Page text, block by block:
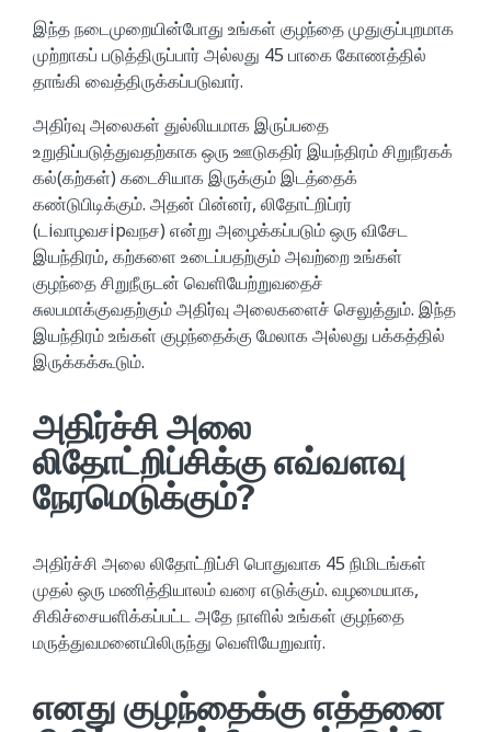
இந்த நடைமுறையின்போது உங்கள் குழந்தை முதுகுப்புறமாக
முற்றாகப் படுத்திருப்பார் அல்லது 45 பாகை கோணத்தில்
தாங்கி வைத்திருக்கப்படுவார்.
அதிர்வு அலைகள் துல்லியமாக இருப்பதை
உறுதிப்படுத்துவதற்காக ஒரு ஊடுகதிர் இயந்திரம் சிறுநீரகக்
கல்(கற்கள்) கடைசியாக இருக்கும் இடத்தைக்
கண்டுபிடிக்கும். அதன் பின்னர், லிதோட்றிப்ரர்
(டiவாழவசipவநச) என்று அழைக்கப்படும் ஒரு விசேட
இயந்திரம், கற்களை உடைப்பதற்கும் அவற்றை உங்கள்
குழந்தை சிறுநீருடன் வெளியேற்றுவதைச்
சுலபமாக்குவதற்கும் அதிர்வு அலைகளைச் செலுத்தும். இந்த
இயந்திரம் உங்கள் குழந்தைக்கு மேலாக அல்லது பக்கத்தில்
இருக்கக்கூடும்.
அதிர்ச்சி அலை
லிதோட்றிப்சிக்கு எவ்வளவு
நேரமெடுக்கும்?
அதிர்ச்சி அலை லிதோட்றிப்சி பொதுவாக 45 நிமிடங்கள்
முதல் ஒரு மணித்தியாலம் வரை எடுக்கும். வழமையாக,
சிகிச்சையளிக்கப்பட்ட அதே நாளில் உங்கள் குழந்தை
மருத்துவமனையிலிருந்து வெளியேறுவார்.
எனது குழந்தைக்கு எத்தனை